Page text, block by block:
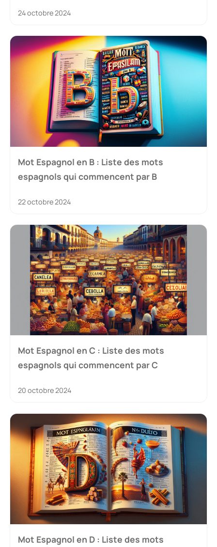
24 octobre 2024
Mot Espagnol en B : Liste des mots
espagnols qui commencent par B
22 octobre 2024
Mot Espagnol en C : Liste des mots
espagnols qui commencent par C
20 octobre 2024
Mot Espagnol en D : Liste des mots